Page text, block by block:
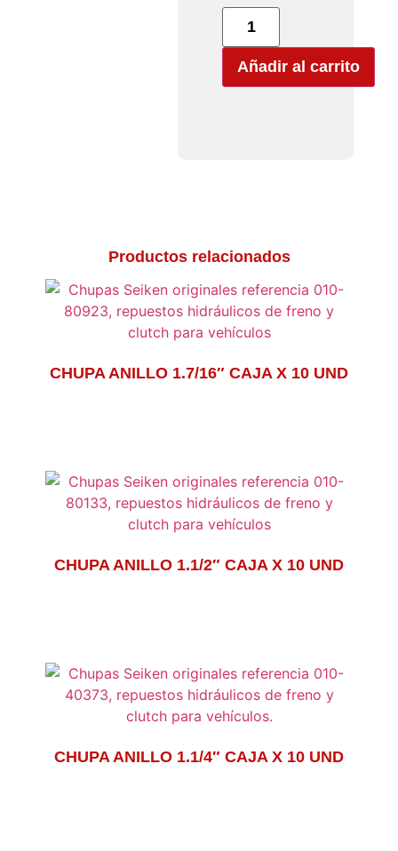
Añadir al carrito
Productos relacionados
CHUPA ANILLO 1.7/16″ CAJA X 10 UND
CHUPA ANILLO 1.1/2″ CAJA X 10 UND
CHUPA ANILLO 1.1/4″ CAJA X 10 UND